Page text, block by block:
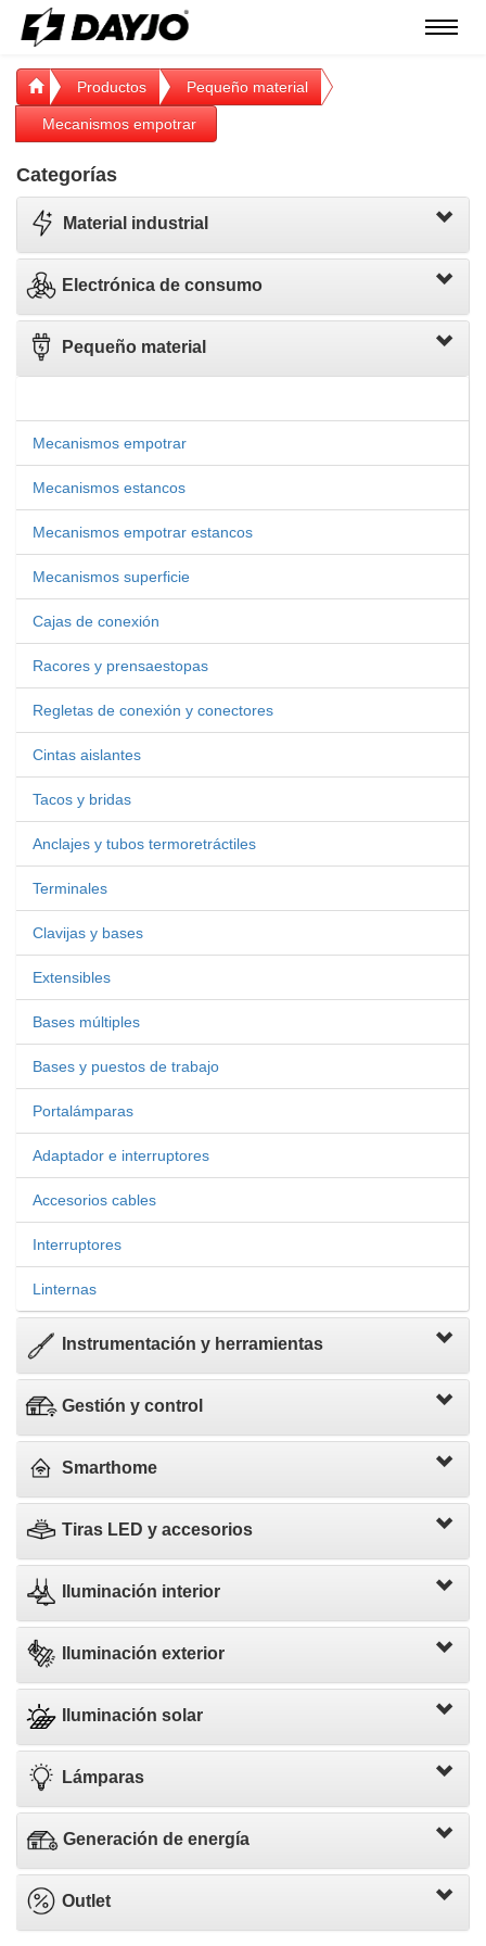
Menú
Productos Pequeño material
Mecanismos empotrar
Categorías
Material industrial
Electrónica de consumo
Pequeño material
Mecanismos empotrar
Mecanismos estancos
Mecanismos empotrar estancos
Mecanismos superficie
Cajas de conexión
Racores y prensaestopas
Regletas de conexión y conectores
Cintas aislantes
Tacos y bridas
Anclajes y tubos termoretráctiles
Terminales
Clavijas y bases
Extensibles
Bases múltiples
Bases y puestos de trabajo
Portalámparas
Adaptador e interruptores
Accesorios cables
Interruptores
Linternas
Instrumentación y herramientas
Gestión y control
Smarthome
Tiras LED y accesorios
Iluminación interior
Iluminación exterior
Iluminación solar
Lámparas
Generación de energía
Outlet